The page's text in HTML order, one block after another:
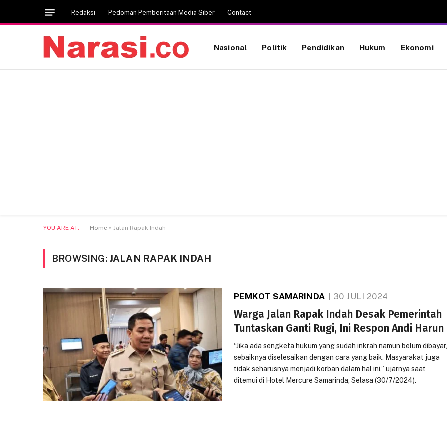
Redaksi Pedoman Pemberitaan Media Siber Contact
Nasional Politik Pendidikan Hukum Ekonomi
YOU ARE AT: Home » Jalan Rapak Indah
BROWSING: JALAN RAPAK INDAH
PEMKOT SAMARINDA 30 JULI 2024
Warga Jalan Rapak Indah Desak Pemerintah
Tuntaskan Ganti Rugi, Ini Respon Andi Harun
“Jika ada sengketa hukum yang sudah inkrah namun belum dibayar,
sebaiknya diselesaikan dengan cara yang baik. Masyarakat juga
tidak seharusnya menjadi korban dalam hal ini,” ujarnya saat
ditemui di Hotel Mercure Samarinda, Selasa (30/7/2024).